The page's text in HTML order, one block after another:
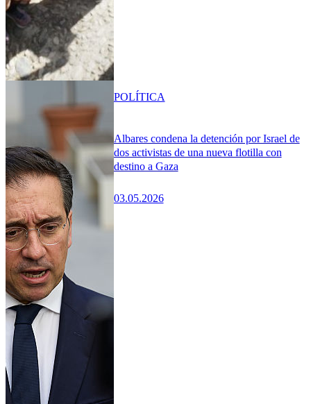
Albares condena la detención por Israel de
dos activistas de una nueva flotilla con
destino a Gaza
03.05.2026
POLÍTICA